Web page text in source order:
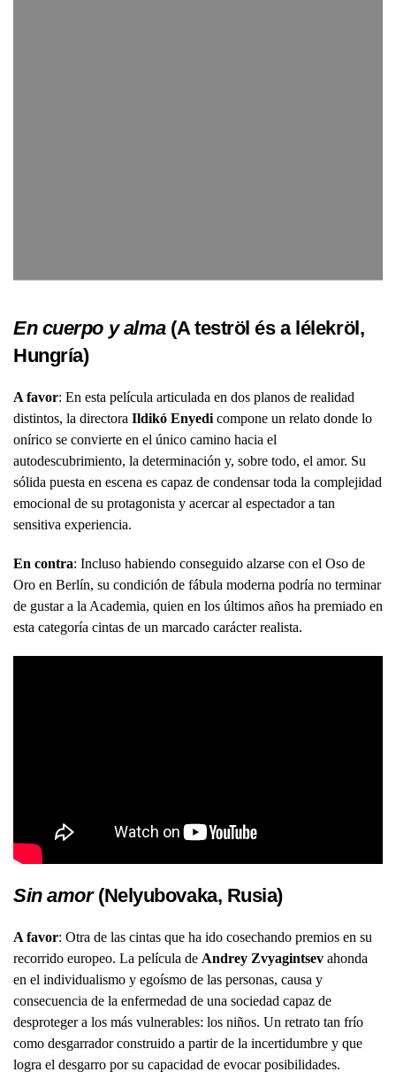
En cuerpo y alma(A teströl és a lélekröl,
Hungría)
A favor: En esta película articulada en dos planos de realidad
distintos, la directora Ildikó Enyedi compone un relato donde lo
onírico se convierte en el único camino hacia el
autodescubrimiento, la determinación y, sobre todo, el amor. Su
sólida puesta en escena es capaz de condensar toda la complejidad
emocional de su protagonista y acercar al espectador a tan
sensitiva experiencia.
En contra: Incluso habiendo conseguido alzarse con el Oso de
Oro en Berlín, su condición de fábula moderna podría no terminar
de gustar a la Academia, quien en los últimos años ha premiado en
esta categoría cintas de un marcado carácter realista.
Sin amor(Nelyubovaka, Rusia)
A favor: Otra de las cintas que ha ido cosechando premios en su
recorrido europeo. La película de Andrey Zvyagintsev ahonda
en el individualismo y egoísmo de las personas, causa y
consecuencia de la enfermedad de una sociedad capaz de
desproteger a los más vulnerables: los niños. Un retrato tan frío
como desgarrador construido a partir de la incertidumbre y que
logra el desgarro por su capacidad de evocar posibilidades.